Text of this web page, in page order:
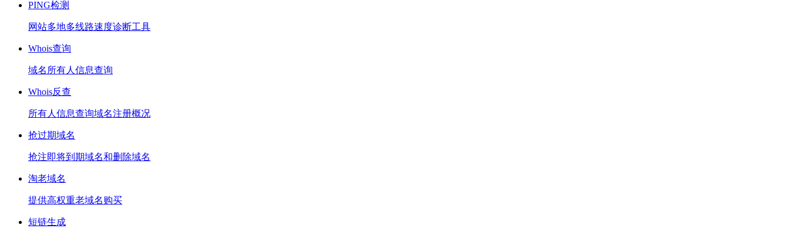
PING检测
网站多地多线路速度诊断工具
Whois查询
域名所有人信息查询
Whois反查
所有人信息查询域名注册概况
抢过期域名
抢注即将到期域名和删除域名
淘老域名
提供高权重老域名购买
短链生成